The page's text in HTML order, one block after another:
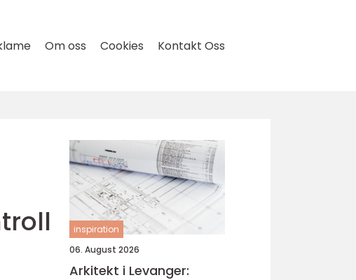
Om oss Cookies Kontakt Oss
inspiration
06. August 2026
Arkitekt i Levanger: